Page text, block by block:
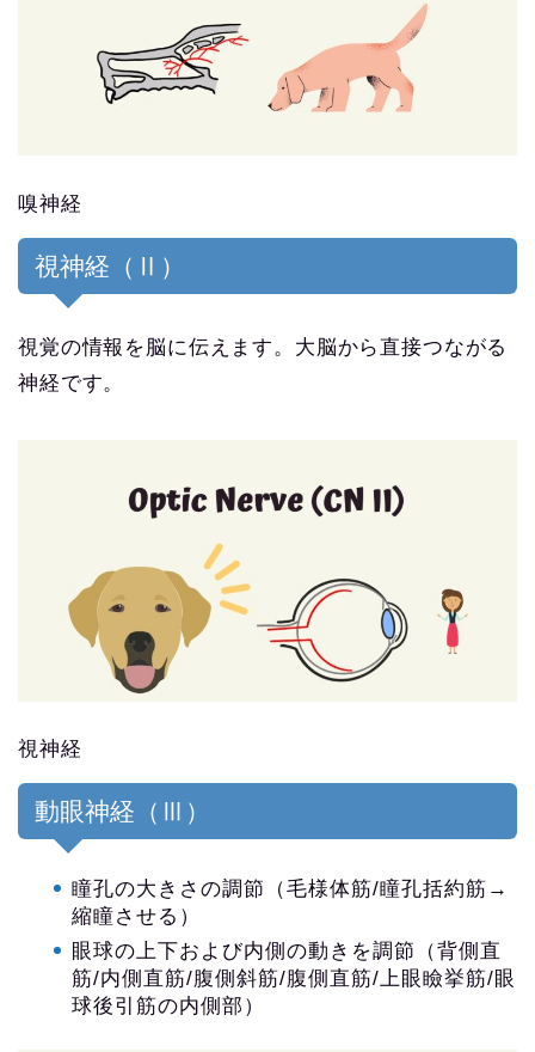
嗅神経
視神経（Ⅱ）
視覚の情報を脳に伝えます。大脳から直接つながる
神経です。
視神経
動眼神経（Ⅲ）
瞳孔の大きさの調節（毛様体筋/瞳孔括約筋→
縮瞳させる）
眼球の上下および内側の動きを調節（背側直
筋/内側直筋/腹側斜筋/腹側直筋/上眼瞼挙筋/眼
球後引筋の内側部）